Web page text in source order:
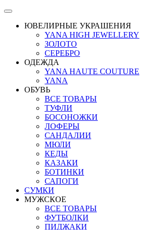
ЮВЕЛИРНЫЕ УКРАШЕНИЯ
YANA HIGH JEWELLERY
ЗОЛОТО
СЕРЕБРО
ОДЕЖДА
YANA HAUTE COUTURE
YANA
ОБУВЬ
ВСЕ ТОВАРЫ
ТУФЛИ
БОСОНОЖКИ
ЛОФЕРЫ
САНДАЛИИ
МЮЛИ
КЕДЫ
КАЗАКИ
БОТИНКИ
САПОГИ
СУМКИ
МУЖСКОЕ
ВСЕ ТОВАРЫ
ФУТБОЛКИ
ПИДЖАКИ